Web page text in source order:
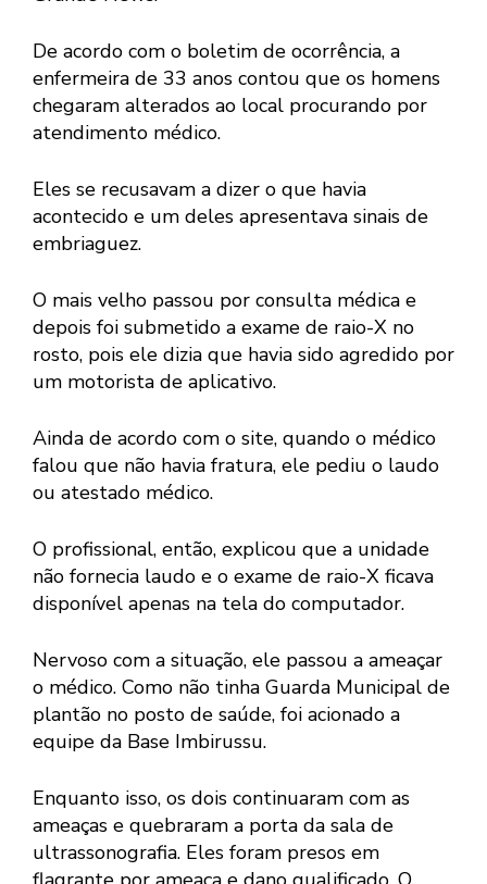
De acordo com o boletim de ocorrência, a
enfermeira de 33 anos contou que os homens
chegaram alterados ao local procurando por
atendimento médico.
Eles se recusavam a dizer o que havia
acontecido e um deles apresentava sinais de
embriaguez.
O mais velho passou por consulta médica e
depois foi submetido a exame de raio-X no
rosto, pois ele dizia que havia sido agredido por
um motorista de aplicativo.
Ainda de acordo com o site, quando o médico
falou que não havia fratura, ele pediu o laudo
ou atestado médico.
O profissional, então, explicou que a unidade
não fornecia laudo e o exame de raio-X ficava
disponível apenas na tela do computador.
Nervoso com a situação, ele passou a ameaçar
o médico. Como não tinha Guarda Municipal de
plantão no posto de saúde, foi acionado a
equipe da Base Imbirussu.
Enquanto isso, os dois continuaram com as
ameaças e quebraram a porta da sala de
ultrassonografia. Eles foram presos em